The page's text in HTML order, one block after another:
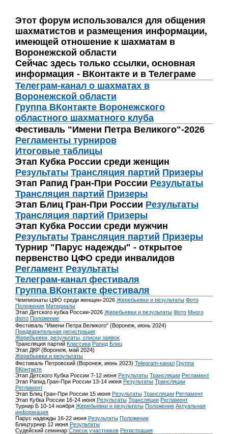
Этот форум использовался для общения
шахматистов и размещения информации,
имеющей отношение к шахматам в
Воронежской области
Сейчас здесь только ссылки, основная
информация - ВКонтакте и в Телеграме
Телеграм-канал о шахматах в
Воронежской области
Группа ВКонтакте Воронежского
областного шахматного клуба
Фестиваль "Имени Петра Великого"-2026
Регламенты турниров
Итоговые таблицы
Этап Кубка России среди женщин
Результаты Трансляция партий Призеры
Этап Рапид Гран-При России Результаты
Трансляция партий Призеры
Этап Блиц Гран-При России Результаты
Трансляция партий Призеры
Этап Кубка России среди мужчин
Результаты Трансляция партий Призеры
Турнир "Парус надежды" - открытое
первенство ЦФО среди инвалидов
Регламент Результаты
Телеграм-канал фестиваля
Группа ВКонтакте фестиваля
Чемпионаты ЦФО среди женщин-2026 Жеребьевки и результаты Фото
Положения Материалы
Этап Детского кубка России-2026 Жеребьевки и результаты Фото Много
фото Положение
Фестиваль "Имени Петра Великого" (Воронеж, июнь 2024)
Предварительная регистрация
Жеребьевки, результаты, списки заявок
Трансляция партий Классика Рапид Блиц
Этап ДКР (Воронеж, май 2024)
Жеребьевки и результаты
Фестиваль Петровский (Воронеж, июнь 2023) Telegram-канал Группа
ВКонтакте
Этап Детского Кубка России 7-12 июня Результаты Трансляции Регламент
Этап Рапид Гран-При России 13-14 июня Результаты Трансляции
Регламент
Этап Блиц Гран-При России 15 июня Результаты Трансляции Регламент
Этап Кубка России 16-24 июня Результаты Трансляции Регламент
Турнир Б 10-14 ноября Жеребьевки и результаты Положение Актуальная
информация
Парус надежды 16-22 июня Результаты Положение
Блицтурнир 12 июня Результаты
Судейский семинар Список участников Регистрация